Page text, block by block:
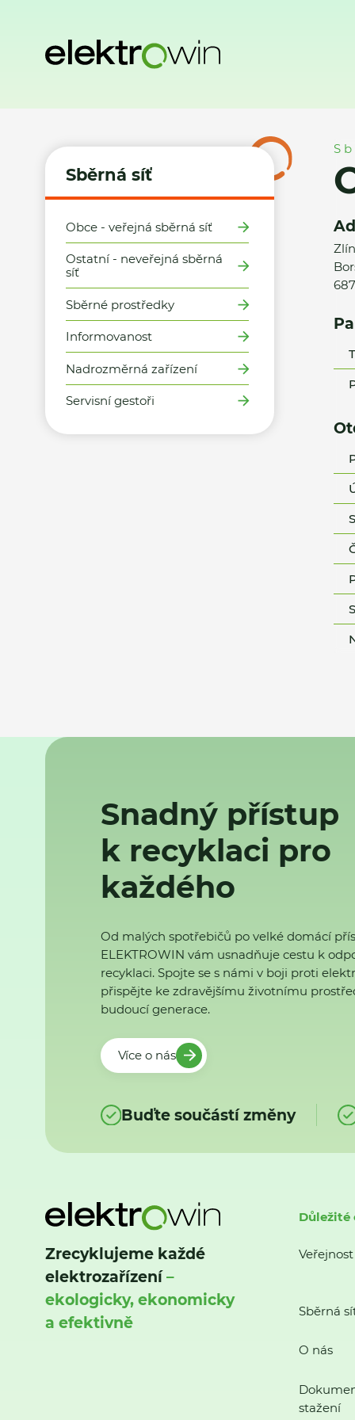
Sběrná síť
Obce - veřejná sběrná síť
Ostatní - neveřejná sběrná
síť
Sběrné prostředky
Informovanost
Nadrozměrná zařízení
Servisní gestoři
Snadný přístup
k recyklaci pro
každého
Od malých spotřebičů po velké domácí
ELEKTROWIN vám usnadňuje cestu k
recyklaci. Spojte se s námi v boji proti
přispějte ke zdravějšímu životnímu
budoucí generace.
Více o nás
Buďte součástí změny
Zrecyklujeme každé
elektrozařízení–
ekologicky, ekonomicky
a efektivně
Důležité
Veřejnost
Sběrná
O nás
stažení